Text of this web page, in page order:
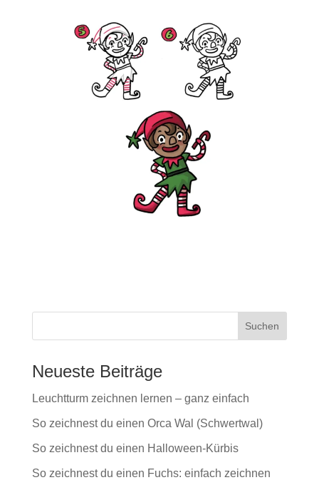
Neueste Beiträge
Leuchtturm zeichnen lernen – ganz einfach
So zeichnest du einen Orca Wal (Schwertwal)
So zeichnest du einen Halloween-Kürbis
So zeichnest du einen Fuchs: einfach zeichnen